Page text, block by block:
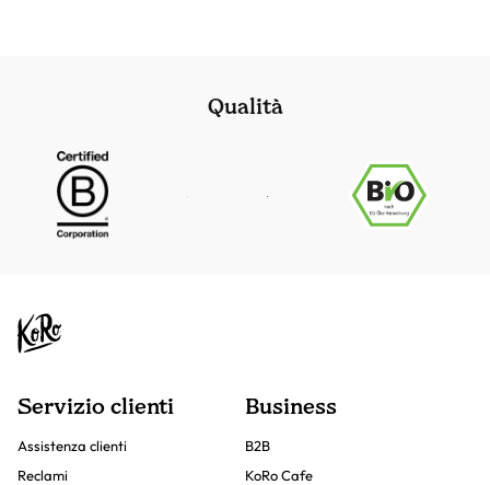
Qualità
Servizio clienti
Assistenza clienti
Reclami
Business
B2B
KoRo Cafe